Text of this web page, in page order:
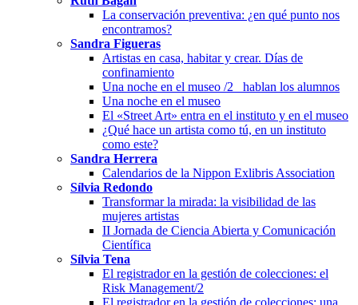
La conservación preventiva: ¿en qué punto nos
encontramos?
Sandra Figueras
Artistas en casa, habitar y crear. Días de
confinamiento
Una noche en el museo /2_ hablan los alumnos
Una noche en el museo
El «Street Art» entra en el instituto y en el museo
¿Qué hace un artista como tú, en un instituto
como este?
Sandra Herrera
Calendarios de la Nippon Exlibris Association
Sílvia Redondo
Transformar la mirada: la visibilidad de las
mujeres artistas
II Jornada de Ciencia Abierta y Comunicación
Científica
Sílvia Tena
El registrador en la gestión de colecciones: el
Risk Management/2
El registrador en la gestión de colecciones: una